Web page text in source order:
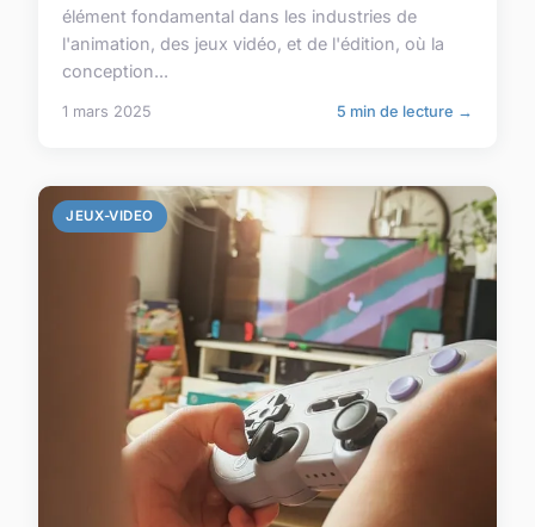
élément fondamental dans les industries de
l'animation, des jeux vidéo, et de l'édition, où la
conception...
1 mars 2025 5 min de lecture →
JEUX-VIDEO